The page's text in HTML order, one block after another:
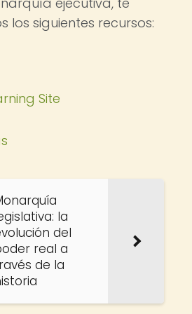
los siguientes recursos:
Site
la
del
real a
de la